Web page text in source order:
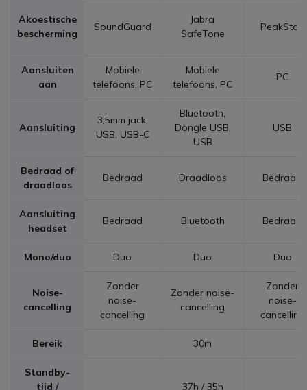
Akoestische
bescherming
SoundGuard
Jabra
SafeTone
PeakStop
Aansluiten
aan
Mobiele
telefoons, PC
Mobiele
telefoons, PC
PC
Aansluiting
3,5mm jack,
USB, USB-C
Bluetooth,
Dongle USB,
USB
USB
Bedraad of
draadloos
Bedraad Draadloos Bedraad
Aansluiting
headset
Bedraad Bluetooth Bedraad
Mono/duo Duo Duo Duo
Noise-
cancelling
Zonder
noise-
cancelling
Zonder noise-
cancelling
Zonder
noise-
cancelling
Bereik 30m
Standby-
tijd /
37h / 35h